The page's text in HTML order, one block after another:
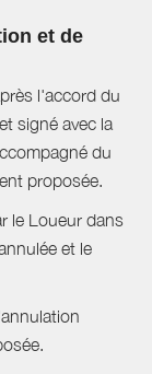
et de
l'accord du
signé avec la
du
proposée.
le Loueur dans
et le